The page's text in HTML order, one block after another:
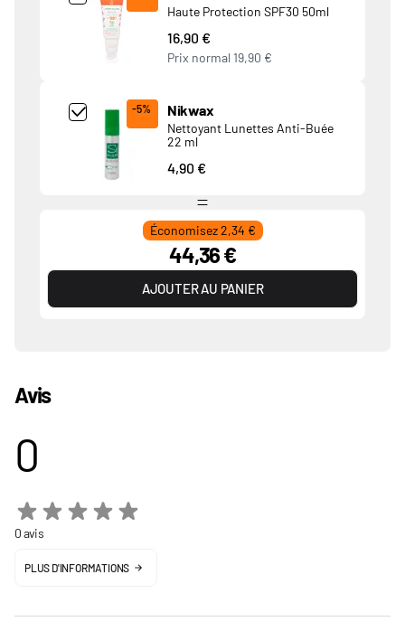
Haute Protection SPF30 50ml
16,90 €
Prix normal 19,90 €
Add Product MjkwNDA= undefined
-5% Nikwax
Nettoyant Lunettes Anti-Buée
22 ml
4,90 €
Économisez 2,34 €
44,36 €
AJOUTER AU PANIER
Avis
0
0 avis
PLUS D'INFORMATIONS